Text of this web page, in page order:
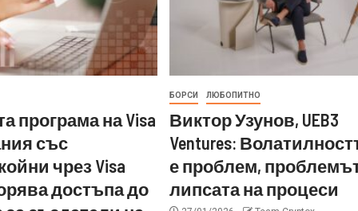
програма на Visa
със
чрез Visa
достъпа до
БОРСИ ЛЮБОПИТНО
Виктор Узунов, UEB3
Ventures:
е проблем,
липсата на процеси